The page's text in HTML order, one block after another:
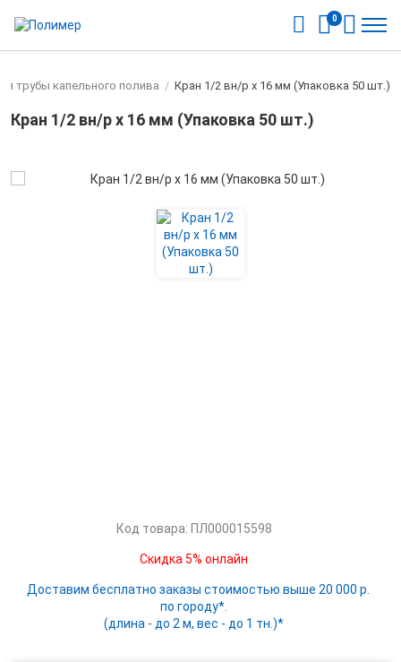
0
трубы капельного полива / Кран 1/2 вн/р х 16 мм (Упаковка 50 шт.)
Кран 1/2 вн/р х 16 мм (Упаковка 50 шт.)
Код товара: ПЛ000015598
Скидка 5% онлайн
Доставим бесплатно заказы стоимостью выше 20 000 р.
по городу*.
(длина - до 2 м, вес - до 1 тн.)*